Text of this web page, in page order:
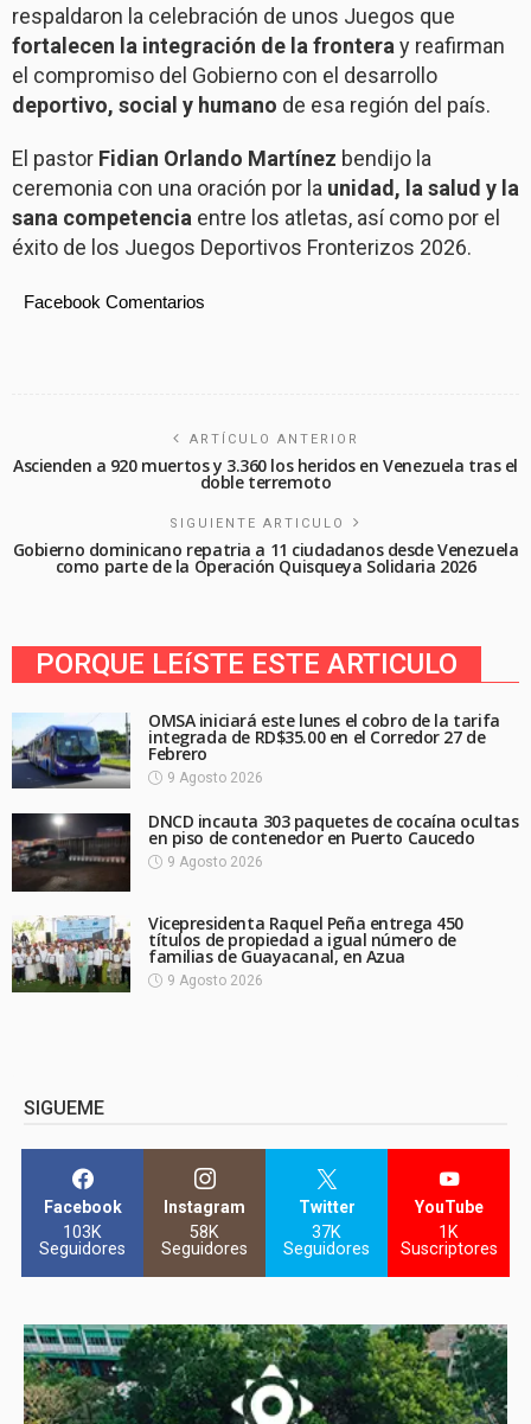
respaldaron la celebración de unos Juegos que
fortalecen la integración de la frontera y reafirman
el compromiso del Gobierno con el desarrollo
deportivo, social y humano de esa región del país.
El pastor Fidian Orlando Martínez bendijo la
ceremonia con una oración por la unidad, la salud y la
sana competencia entre los atletas, así como por el
éxito de los Juegos Deportivos Fronterizos 2026.
Facebook Comentarios
ARTÍCULO ANTERIOR
Ascienden a 920 muertos y 3.360 los heridos en Venezuela tras el
doble terremoto
SIGUIENTE ARTICULO
Gobierno dominicano repatria a 11 ciudadanos desde Venezuela
como parte de la Operación Quisqueya Solidaria 2026
PORQUE LEíSTE ESTE ARTICULO
OMSA iniciará este lunes el cobro de la tarifa
integrada de RD$35.00 en el Corredor 27 de
Febrero
9 Agosto 2026
DNCD incauta 303 paquetes de cocaína ocultas
en piso de contenedor en Puerto Caucedo
9 Agosto 2026
Vicepresidenta Raquel Peña entrega 450
títulos de propiedad a igual número de
familias de Guayacanal, en Azua
9 Agosto 2026
SIGUEME
Facebook
103K
Seguidores
Instagram
58K
Seguidores
Twitter
37K
Seguidores
YouTube
1K
Suscriptores